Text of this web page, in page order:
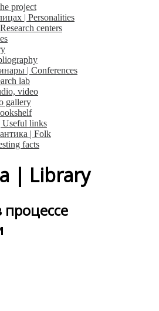
project
| Personalities
centers
| Conferences
lab
video
gallery
links
| Folk
facts
| Library